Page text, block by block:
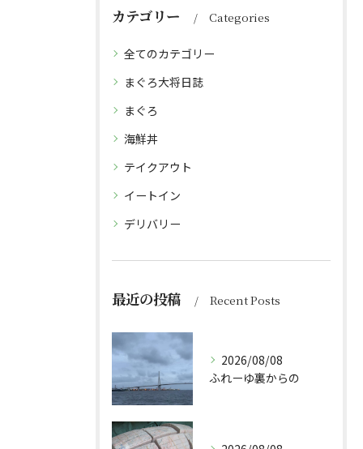
カテゴリー Categories
全てのカテゴリー
まぐろ大将日誌
まぐろ
海鮮丼
テイクアウト
イートイン
デリバリー
最近の投稿 Recent Posts
2026/08/08
ふれーゆ裏からの